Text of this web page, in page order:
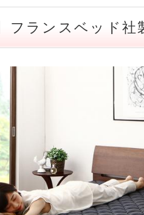
フランスベッド